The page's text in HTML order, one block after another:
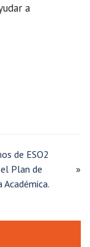
a
de ESO2
Plan de
Académica.
»